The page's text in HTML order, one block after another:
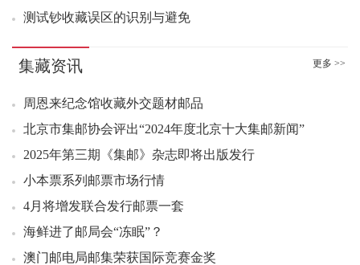
测试钞收藏误区的识别与避免
集藏资讯 更多 >>
周恩来纪念馆收藏外交题材邮品
北京市集邮协会评出“2024年度北京十大集邮新闻”
2025年第三期《集邮》杂志即将出版发行
小本票系列邮票市场行情
4月将增发联合发行邮票一套
海鲜进了邮局会“冻眠”？
澳门邮电局邮集荣获国际竞赛金奖